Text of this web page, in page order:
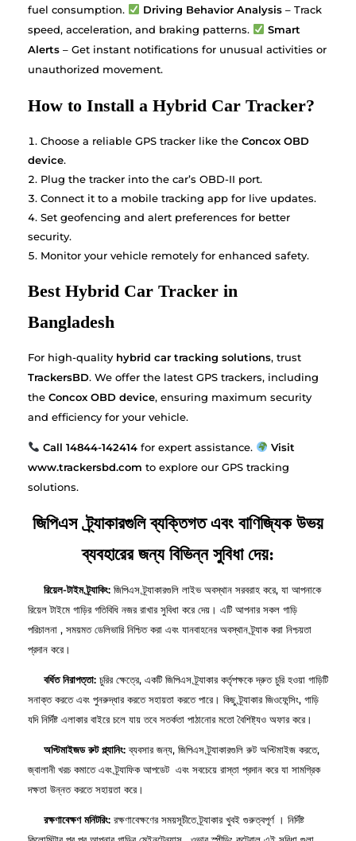
fuel consumption.
Driving Behavior Analysis– Track
speed, acceleration, and braking patterns.
Smart
Alerts – Get instant notifications for unusual activities or
unauthorized movement.
How to Install a Hybrid Car Tracker?
Choose a reliable GPS tracker like the Concox OBD
device.
Plug the tracker into the car’s OBD-II port.
Connect it to a mobile tracking app for live updates.
Set geofencing and alert preferences for better
security.
Monitor your vehicle remotely for enhanced safety.
Best Hybrid Car Tracker in
Bangladesh
For high-quality hybrid car tracking solutions, trust
TrackersBD. We offer the latest GPS trackers, including
the Concox OBD device, ensuring maximum security
and efficiency for your vehicle.
Call 14844-142414for expert assistance.
Visit
www.trackersbd.com to explore our GPS tracking
solutions.
জিপিএস ট্র্যাকারগুলি ব্যক্তিগত এবং বাণিজ্যিক উভয়
ব্যবহারের জন্য বিভিন্ন সুবিধা দেয়:
রিয়েল-টাইম ট্র্যাকিং: জিপিএস ট্র্যাকারগুলি লাইভ অবস্থান সরবরাহ করে, যা আপনাকে
রিয়েল টাইমে গাড়ির গতিবিধি নজর রাখার সুবিধা করে দেয়। এটি আপনার সকল গাড়ি
পরিচালনা , সময়মত ডেলিভারি নিশ্চিত করা এবং যানবাহনের অবস্থান ট্র্যাক করা নিশ্চয়তা
প্রদান করে।
বর্ধিত নিরাপত্তা: চুরির ক্ষেত্রে, একটি জিপিএস ট্র্যাকার কর্তৃপক্ষকে দ্রুত চুরি হওয়া গাড়িটি
সনাক্ত করতে এবং পুনরুদ্ধার করতে সহায়তা করতে পারে। কিছু ট্র্যাকার জিওফেন্সিং, গাড়ি
যদি নির্দিষ্ট এলাকার বাইরে চলে যায় তবে সতর্কতা পাঠানোর মতো বৈশিষ্ট্যও অফার করে।
অপ্টিমাইজড রুট প্ল্যানিং:ব্যবসার জন্য, জিপিএস ট্র্যাকারগুলি রুট অপ্টিমাইজ করতে,
জ্বালানী খরচ কমাতে এবং ট্র্যাফিক আপডেট এবং সবচেয়ে রাস্তা প্রদান করে যা সামগ্রিক
দক্ষতা উন্নত করতে সহায়তা করে।
রক্ষণাবেক্ষণ মনিটরিং: রক্ষণাবেক্ষণের সময়সূচীতে ট্র্যাকার খুবই গুরুত্বপূর্ণ । নির্দিষ্ট